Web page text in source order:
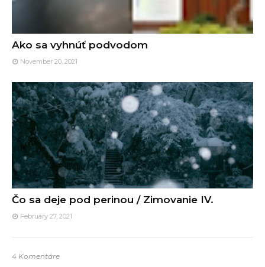
Ako sa vyhnúť podvodom
November 20, 2021
Čo sa deje pod perinou / Zimovanie IV.
February 27, 2021
4 Komentáre